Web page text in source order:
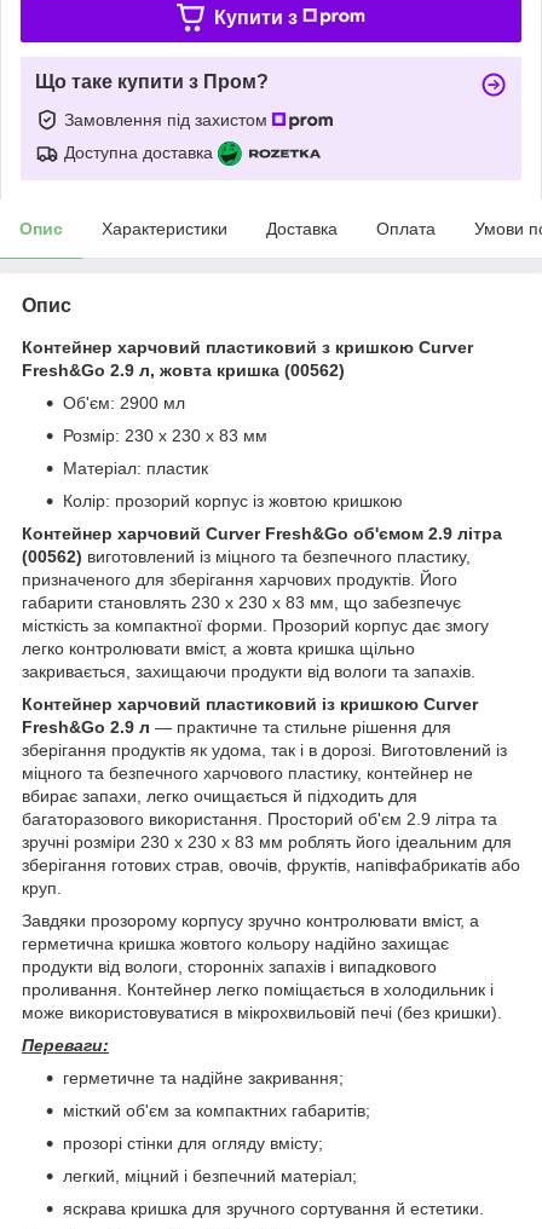
Купити з
Що таке купити з Пром?
Замовлення під захистом
Доступна доставка
Опис Характеристики Доставка Оплата Умови
Опис
Контейнер харчовий пластиковий з кришкою Curver
Fresh&Go 2.9 л, жовта кришка (00562)
Об'єм: 2900 мл
Розмір: 230 х 230 х 83 мм
Матеріал: пластик
Колір: прозорий корпус із жовтою кришкою
Контейнер харчовий Curver Fresh&Go об'ємом 2.9 літра
(00562) виготовлений із міцного та безпечного пластику,
призначеного для зберігання харчових продуктів. Його
габарити становлять 230 х 230 х 83 мм, що забезпечує
місткість за компактної форми. Прозорий корпус дає змогу
легко контролювати вміст, а жовта кришка щільно
закривається, захищаючи продукти від вологи та запахів.
Контейнер харчовий пластиковий із кришкою Curver
Fresh&Go 2.9 л — практичне та стильне рішення для
зберігання продуктів як удома, так і в дорозі. Виготовлений із
міцного та безпечного харчового пластику, контейнер не
вбирає запахи, легко очищається й підходить для
багаторазового використання. Просторий об'єм 2.9 літра та
зручні розміри 230 х 230 х 83 мм роблять його ідеальним для
зберігання готових страв, овочів, фруктів, напівфабрикатів або
круп.
Завдяки прозорому корпусу зручно контролювати вміст, а
герметична кришка жовтого кольору надійно захищає
продукти від вологи, сторонніх запахів і випадкового
проливання. Контейнер легко поміщається в холодильник і
може використовуватися в мікрохвильовій печі (без кришки).
Переваги:
герметичне та надійне закривання;
місткий об'єм за компактних габаритів;
прозорі стінки для огляду вмісту;
легкий, міцний і безпечний матеріал;
яскрава кришка для зручного сортування й естетики.